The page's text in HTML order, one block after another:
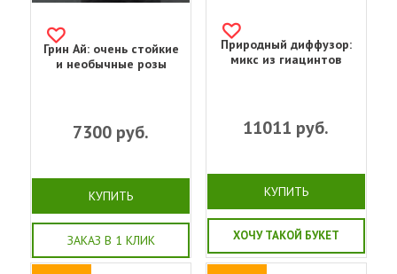
Грин Ай: очень стойкие
и необычные розы
7300 руб.
КУПИТЬ
ЗАКАЗ В 1 КЛИК
Природный диффузор:
микс из гиацинтов
11011 руб.
КУПИТЬ
ХОЧУ ТАКОЙ БУКЕТ